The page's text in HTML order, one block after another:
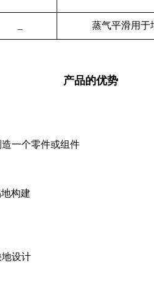
蒸气平滑用于
产品的优势
一个零件或组件
构建
设计